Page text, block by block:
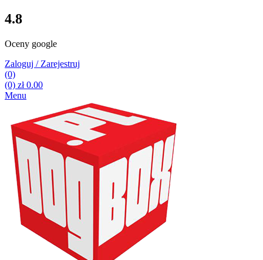
4.8
Oceny google
Zaloguj / Zarejestruj
(0)
(0) zł0.00
Menu